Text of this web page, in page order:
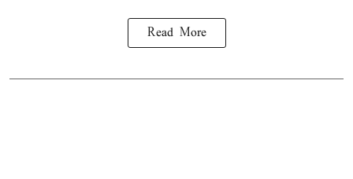
Read More